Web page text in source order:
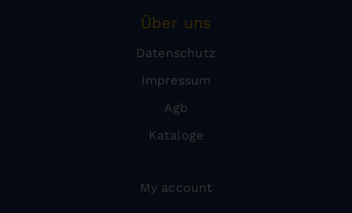
Über uns
Datenschutz
Impressum
Agb
Kataloge
My account